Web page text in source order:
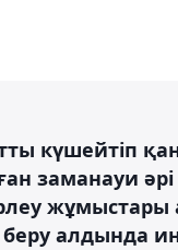
күшейтіп
заманауи
алдында